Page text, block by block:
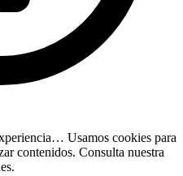
Usamos cookies para
contenidos. Consulta nuestra